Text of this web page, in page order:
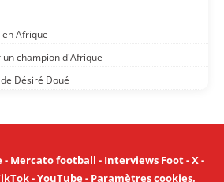
Afrique
un champion d'Afrique
Désiré Doué
- Mercato football - Interviews Foot-X-
-YouTube- Paramètres cookies.